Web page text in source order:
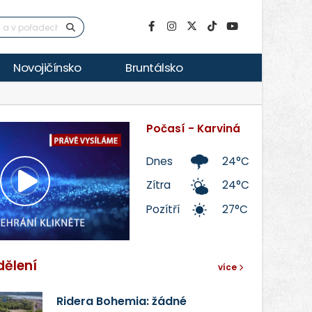
Novojičínsko Bruntálsko
Přehrát
video
Počasí - Karviná
Dnes
24°C
Zítra
24°C
Pozítří
27°C
více
Ridera Bohemia: žádné